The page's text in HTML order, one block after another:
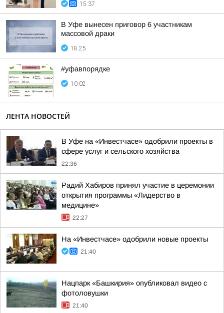
15:37
В Уфе вынесен приговор 6 участникам
массовой драки
18:25
#уфавпорядке
10:02
ЛЕНТА НОВОСТЕЙ
В Уфе на «Инвестчасе» одобрили проекты в
сфере услуг и сельского хозяйства
22:36
Радий Хабиров принял участие в церемонии
открытия программы «Лидерство в
медицине»
22:27
На «Инвестчасе» одобрили новые проекты
21:40
Нацпарк «Башкирия» опубликовал видео с
фотоловушки
21:40